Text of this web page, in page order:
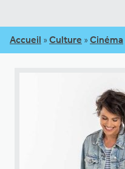
Accueil » Culture » Cinéma